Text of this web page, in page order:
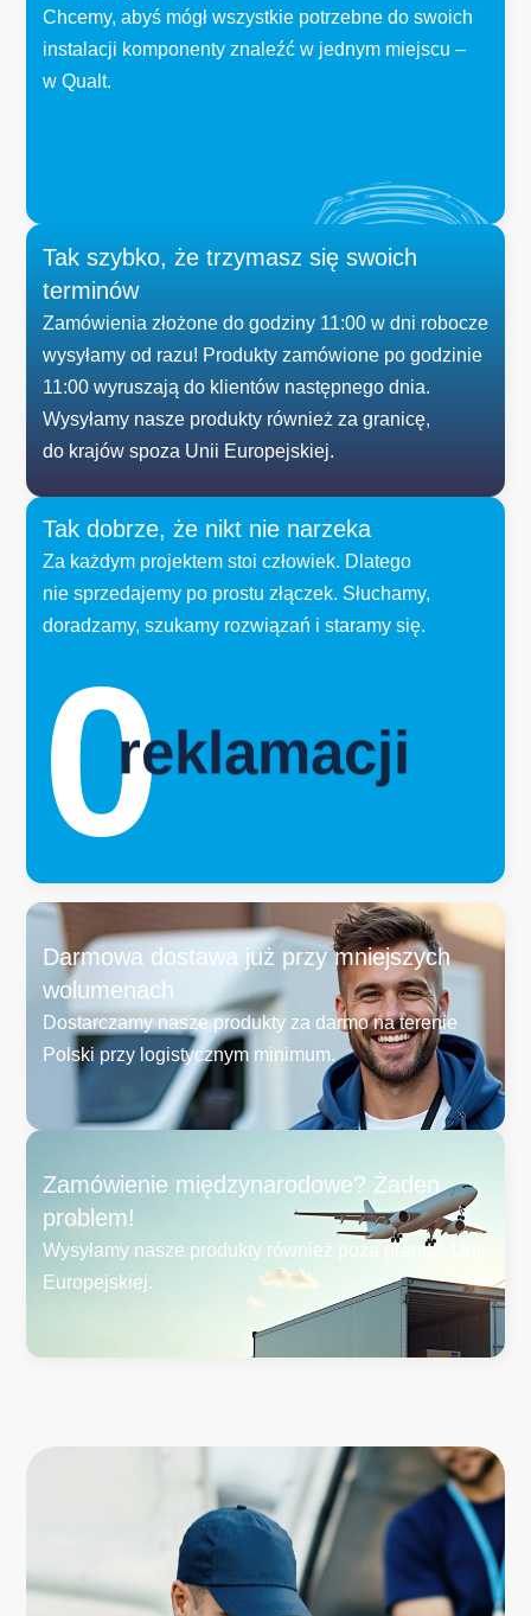
Chcemy, abyś mógł wszystkie potrzebne do swoich
instalacji komponenty znaleźć w jednym miejscu –
w Qualt.
Tak szybko, że trzymasz się swoich
terminów
Zamówienia złożone do godziny 11:00 w dni robocze
wysyłamy od razu! Produkty zamówione po godzinie
11:00 wyruszają do klientów następnego dnia.
Wysyłamy nasze produkty również za granicę,
do krajów spoza Unii Europejskiej.
Tak dobrze, że nikt nie narzeka
Za każdym projektem stoi człowiek. Dlatego
nie sprzedajemy po prostu złączek. Słuchamy,
doradzamy, szukamy rozwiązań i staramy się.
0reklamacji
Darmowa dostawa już przy mniejszych
wolumenach
Dostarczamy nasze produkty za darmo na terenie
Polski przy logistycznym minimum.
Zamówienie międzynarodowe? Żaden
problem!
Wysyłamy nasze produkty również poza granice Unii
Europejskiej.